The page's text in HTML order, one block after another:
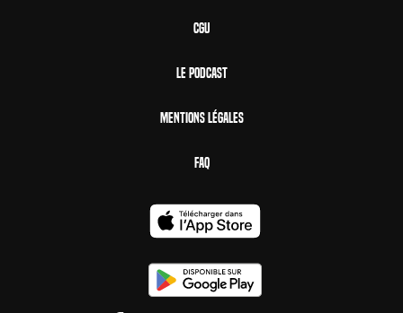
CGU
Le Podcast
Mentions Légales
FAQ